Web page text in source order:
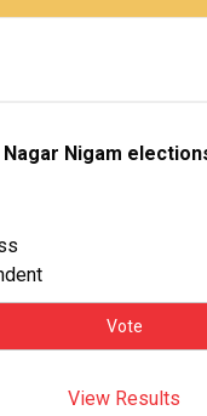
Nagar Nigam
View Results